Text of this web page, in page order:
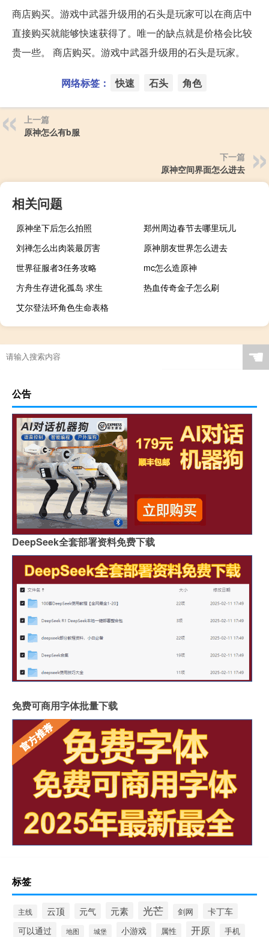
商店购买。游戏中武器升级用的石头是玩家可以在商店中
直接购买就能够快速获得了。唯一的缺点就是价格会比较
贵一些。 商店购买。游戏中武器升级用的石头是玩家。
网络标签： 快速 石头 角色
上一篇
原神怎么有b服
下一篇
原神空间界面怎么进去
相关问题
原神坐下后怎么拍照
郑州周边春节去哪里玩儿
刘禅怎么出肉装最厉害
原神朋友世界怎么进去
世界征服者3任务攻略
mc怎么造原神
方舟生存进化孤岛 求生
热血传奇金子怎么刷
艾尔登法环角色生命表格
☚
公告
DeepSeek全套部署资料免费下载
免费可商用字体批量下载
标签
主线 云顶 元气 元素 光芒 剑网 卡丁车
可以通过 地图 城堡 小游戏 属性 开原 手机